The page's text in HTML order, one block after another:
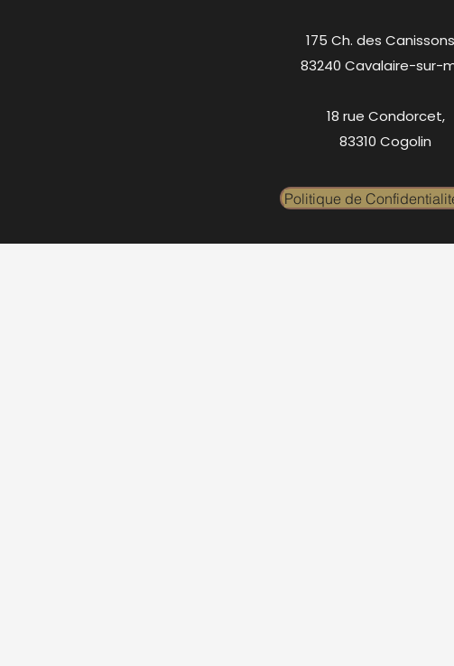
175 Ch. des
83240 Cavalaire-sur-
18 rue Condorcet,
83310 Cogolin
Politique de